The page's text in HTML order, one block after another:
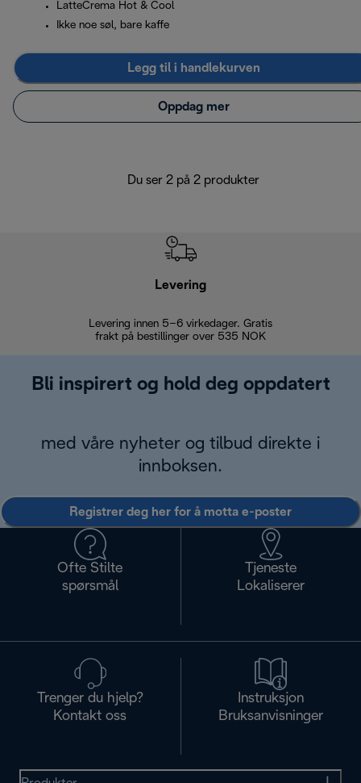
LatteCrema Hot & Cool
Ikke noe søl, bare kaffe
Legg til i handlekurven
Oppdag mer
Du ser 2 på 2 produkter
Levering
Levering innen 5–6 virkedager. Gratis
frakt på bestillinger over 535 NOK
Bli inspirert og hold deg oppdatert
med våre nyheter og tilbud direkte i
innboksen.
Registrer deg her for å motta e-poster
Ofte Stilte
spørsmål
Tjeneste
Lokaliserer
Trenger du hjelp?
Kontakt oss
Instruksjon
Bruksanvisninger